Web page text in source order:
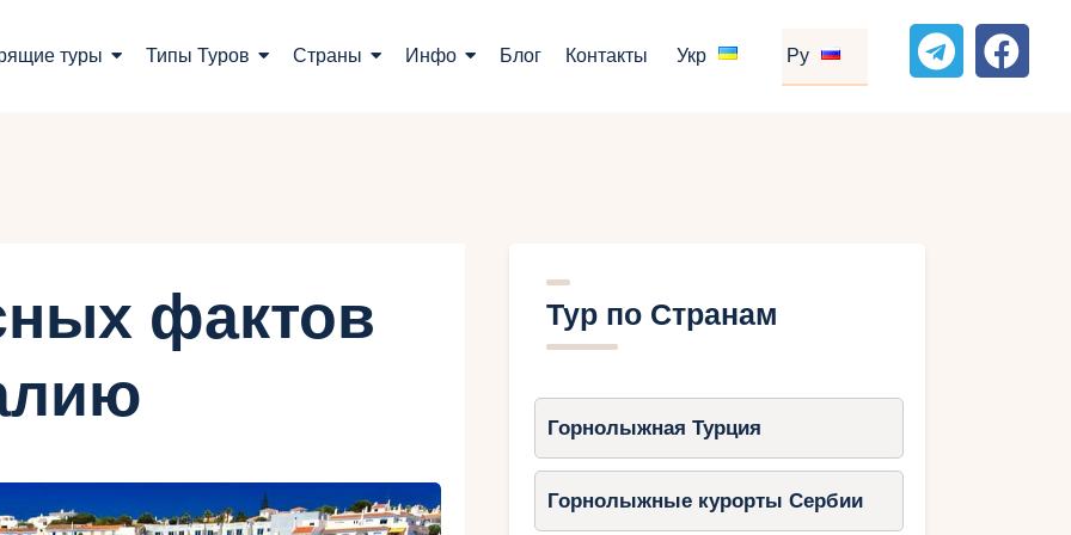
туры Типы Туров Страны Инфо Блог Контакты Укр Ру
фактов
Тур по Странам
Горнолыжная Турция
Горнолыжные курорты Сербии